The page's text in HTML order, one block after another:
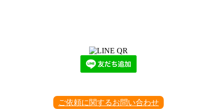
ご依頼に関するお問い合わせ